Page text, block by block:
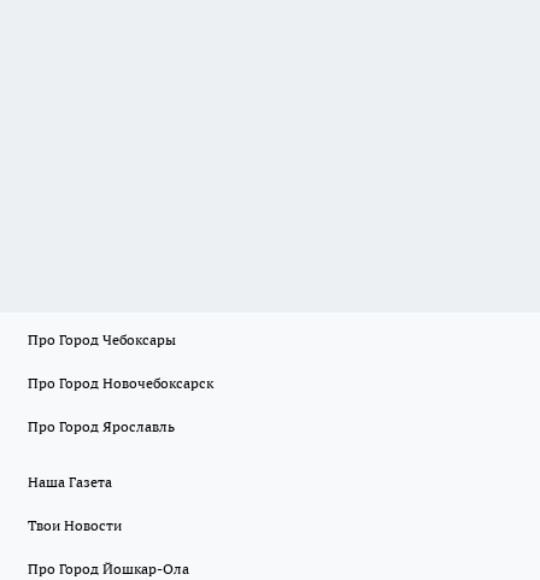
Про Город Чебоксары
Про Город Новочебоксарск
Про Город Ярославль
Наша Газета
Твои Новости
Про Город Йошкар-Ола